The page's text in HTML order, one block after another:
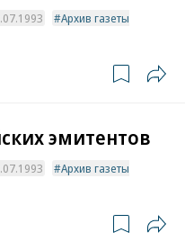
Архив газеты
эмитентов
Архив газеты